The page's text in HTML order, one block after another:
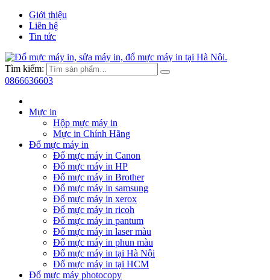
Giới thiệu
Liên hệ
Tin tức
Tìm kiếm:
0866636603
Mực in
Hộp mực máy in
Mực in Chính Hãng
Đổ mực máy in
Đổ mực máy in Canon
Đổ mực máy in HP
Đổ mực máy in Brother
Đổ mực máy in samsung
Đổ mực máy in xerox
Đổ mực máy in ricoh
Đổ mực máy in pantum
Đổ mực máy in laser màu
Đổ mực máy in phun màu
Đổ mực máy in tại Hà Nội
Đổ mực máy in tại HCM
Đổ mực máy photocopy